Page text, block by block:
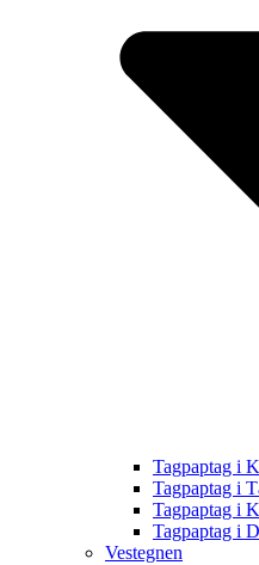
Tagpaptag i
Tagpaptag i
Tagpaptag i
Tagpaptag i
Vestegnen